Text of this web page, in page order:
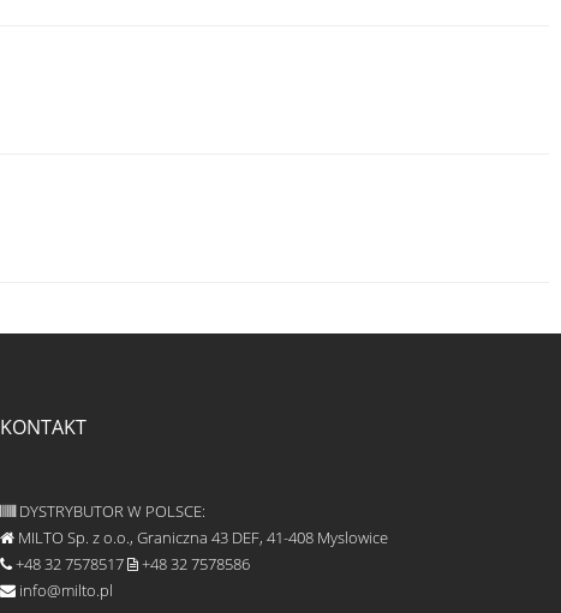
KONTAKT
DYSTRYBUTOR W POLSCE:
MILTO Sp. z o.o., Graniczna 43 DEF, 41-408 Myslowice
+48 32 7578517
+48 32 7578586
info@milto.pl